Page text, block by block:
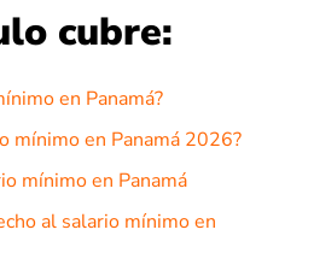
cubre:
en Panamá?
mínimo en Panamá 2026?
mínimo en Panamá
al salario mínimo en